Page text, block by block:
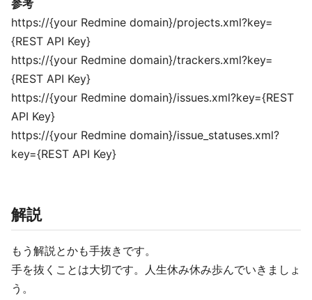
参考
https://{your Redmine domain}/projects.xml?key=
{REST API Key}
https://{your Redmine domain}/trackers.xml?key=
{REST API Key}
https://{your Redmine domain}/issues.xml?key={REST
API Key}
https://{your Redmine domain}/issue_statuses.xml?
key={REST API Key}
解説
もう解説とかも手抜きです。
手を抜くことは大切です。人生休み休み歩んでいきましょ
う。